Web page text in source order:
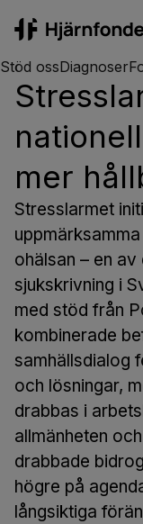
Stöd ossDiagnoser
mer
Stresslarmet
ohälsan – en
sjukskrivning i
med stöd från
kombinerade
samhällsdialog
och lösningar,
drabbas i
allmänheten
drabbade
högre på
långsiktiga